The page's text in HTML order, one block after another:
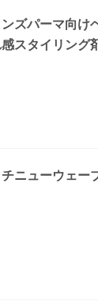
ンズパーマ向
スタイリング
ニューウェ